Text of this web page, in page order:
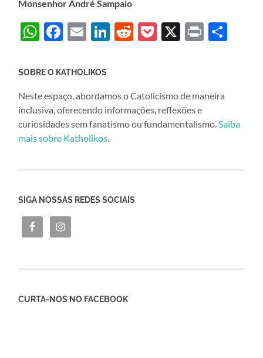
Monsenhor André Sampaio
WhatsApp
Facebook
EmailLinkedIn
Reddit
Pocket
X Print
SOBRE O KATHOLIKOS
Neste espaço, abordamos o Catolicismo de maneira
inclusiva, oferecendo informações, reflexões e
curiosidades sem fanatismo ou fundamentalismo.Saiba
mais sobre Katholikos.
SIGA NOSSAS REDES SOCIAIS
CURTA-NOS NO FACEBOOK